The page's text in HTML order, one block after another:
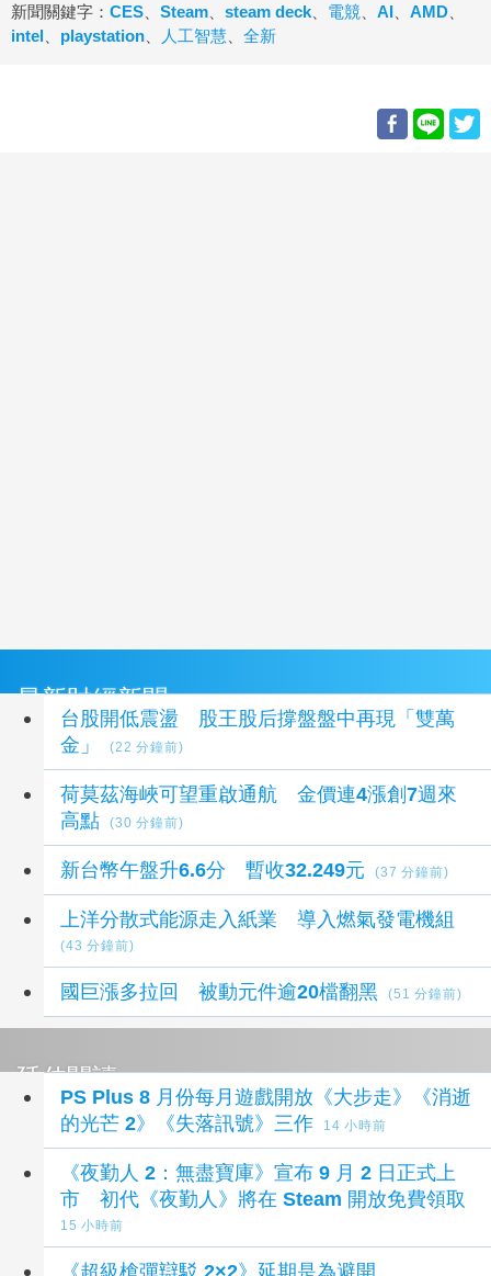
新聞關鍵字： CES Steam steam deck 電競 AI AMD
intel
playstation 人工智慧 全新
最新財經新聞
台股開低震盪 股王股后撐盤盤中再現「雙萬
金」
(22 分鐘前)
荷莫茲海峽可望重啟通航 金價連4漲創7週來
高點
(30 分鐘前)
新台幣午盤升6.6分 暫收32.249元 (37 分鐘前)
上洋分散式能源走入紙業 導入燃氣發電機組
(43 分鐘前)
國巨漲多拉回 被動元件逾20檔翻黑 (51 分鐘前)
延伸閱讀
PS Plus 8 月份每月遊戲開放《大步走》《消逝
的光芒 2》《失落訊號》三作
14 小時前
《夜勤人 2：無盡寶庫》宣布 9 月 2 日正式上
市 初代《夜勤人》將在 Steam 開放免費領取
15 小時前
《超級槍彈辯駁 2×2》延期是為避開